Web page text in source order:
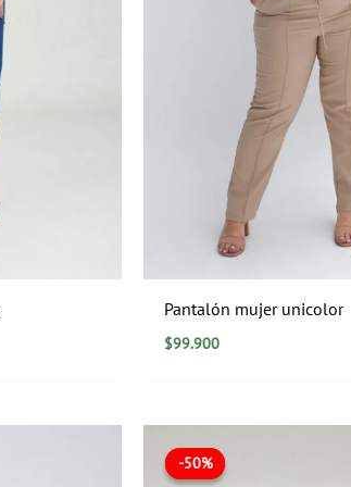
Pantalón mujer unicolor
$99.900
-50%
-50%
precio
original